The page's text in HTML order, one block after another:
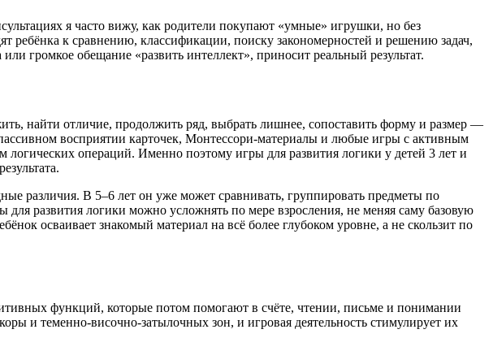
я часто вижу, как родители покупают «умные» игрушки, но без
к сравнению, классификации, поиску закономерностей и решению задач,
громкое обещание «развить интеллект», приносит реальный результат.
найти отличие, продолжить ряд, выбрать лишнее, сопоставить форму и размер —
восприятии карточек, Монтессори-материалы и любые игры с активным
операций. Именно поэтому игры для развития логики у детей 3 лет и
различия. В 5–6 лет он уже может сравнивать, группировать предметы по
развития логики можно усложнять по мере взросления, не меняя саму базовую
осваивает знакомый материал на всё более глубоком уровне, а не скользит по
функций, которые потом помогают в счёте, чтении, письме и понимании
и теменно-височно-затылочных зон, и игровая деятельность стимулирует их